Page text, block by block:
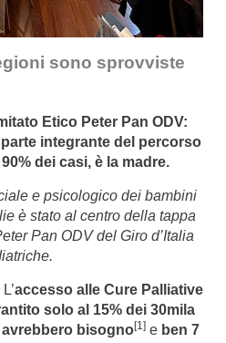
sono sprovviste
Etico Peter Pan ODV:
integrante del percorso
dei casi, è la madre.
e psicologico dei bambini
è stato al centro della tappa
Pan ODV del Giro d’Italia
accesso alle Cure Palliative
solo al 15% dei 30mila
avrebbero bisogno[1] e ben 7